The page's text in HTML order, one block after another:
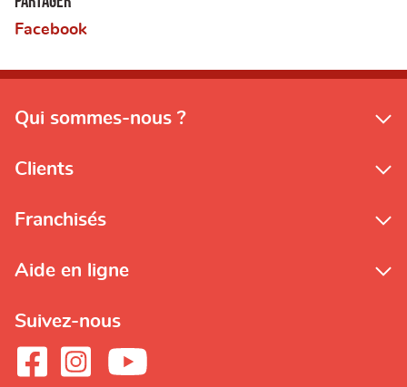
Facebook
Qui sommes-nous ?
Clients
Franchisés
Aide en ligne
Suivez-nous